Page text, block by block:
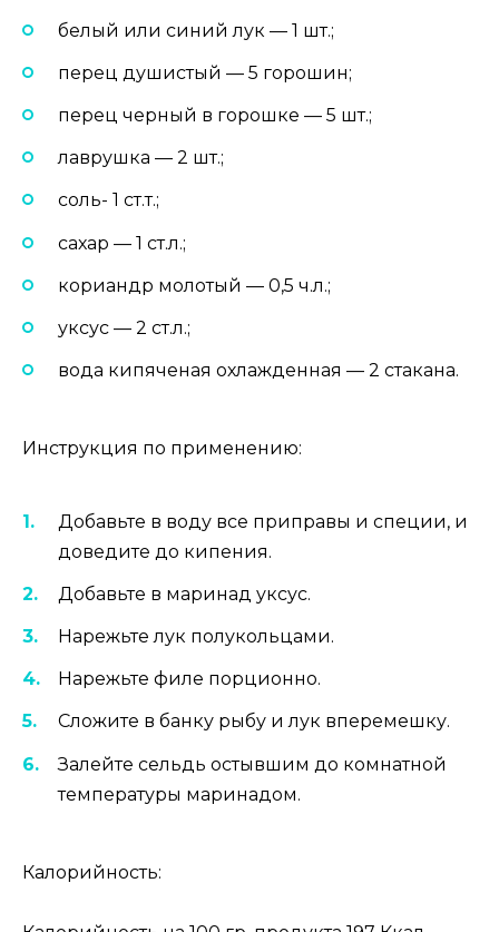
белый или синий лук — 1 шт.;
перец душистый — 5 горошин;
перец черный в горошке — 5 шт.;
лаврушка — 2 шт.;
соль- 1 ст.т.;
сахар — 1 ст.л.;
кориандр молотый — 0,5 ч.л.;
уксус — 2 ст.л.;
вода кипяченая охлажденная — 2 стакана.
Инструкция по применению:
Добавьте в воду все приправы и специи, и
доведите до кипения.
Добавьте в маринад уксус.
Нарежьте лук полукольцами.
Нарежьте филе порционно.
Сложите в банку рыбу и лук вперемешку.
Залейте сельдь остывшим до комнатной
температуры маринадом.
Калорийность: